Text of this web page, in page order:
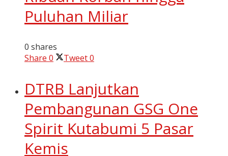
Puluhan Miliar
0 shares
Share 0 Tweet0
DTRB Lanjutkan
Pembangunan GSG One
Spirit Kutabumi 5 Pasar
Kemis